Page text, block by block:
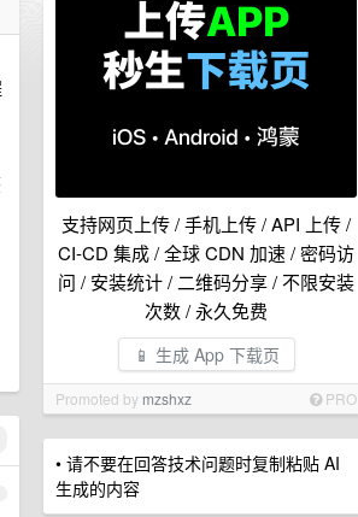
支持网页上传 / 手机上传 / API 上传 /
CI-CD 集成 / 全球 CDN 加速 / 密码访
问 / 安装统计 / 二维码分享 / 不限安装
次数 / 永久免费
📱 生成 App 下载页
Promoted by mzshxz PRO
• 请不要在回答技术问题时复制粘贴 AI
生成的内容